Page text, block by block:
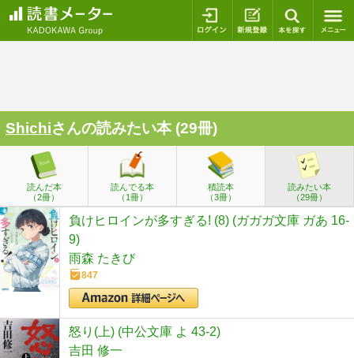
ログイン 新規登録
Shichiさんの読みたい本 (29冊)
読んだ本
（2冊）
読んでる本
（1冊）
積読本
（3冊）
読みたい本
（29冊）
負けヒロインが多すぎる! (8) (ガガガ文庫 ガあ 16-
9)
雨森 たきび
847
怒り(上) (中公文庫 よ 43-2)
吉田 修一